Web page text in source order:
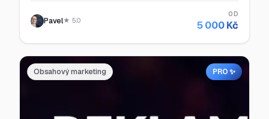
Pavel★ 5.0
OD
5 000 Kč
Obsahový marketing PRO ✨